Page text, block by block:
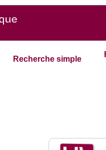
Recherche simple